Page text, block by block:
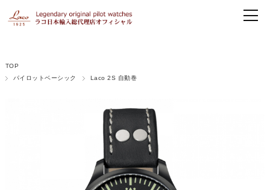
TOP
パイロットベーシック
Laco 2S 自動巻